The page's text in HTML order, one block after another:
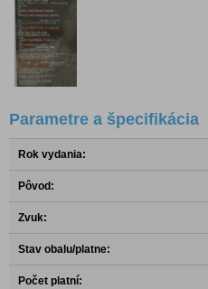
Parametre a špecifikácia
Rok vydania:
Pôvod:
Zvuk:
Stav obalu/platne:
Počet platní: